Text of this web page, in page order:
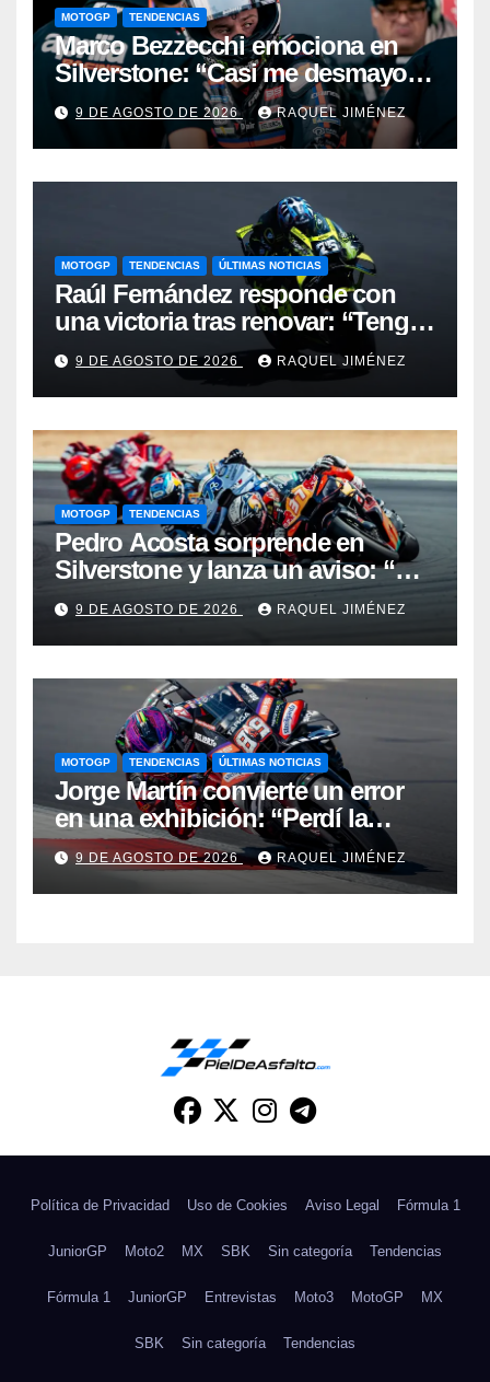
MOTOGP TENDENCIAS
Marco Bezzecchi emociona en
Silverstone: “Casi me desmayo,
pero este podio vale muchísimo”
9 DE AGOSTO DE 2026 RAQUEL JIMÉNEZ
MOTOGP TENDENCIAS ÚLTIMAS NOTICIAS
Raúl Fernández responde con
una victoria tras renovar: “Tengo
que quitarme una barrera mental
para verme realmente luchando
por el Mundial”
9 DE AGOSTO DE 2026 RAQUEL JIMÉNEZ
MOTOGP TENDENCIAS
Pedro Acosta sorprende en
Silverstone y lanza un aviso: “No
estamos tan lejos del top 3 del
campeonato”
9 DE AGOSTO DE 2026 RAQUEL JIMÉNEZ
MOTOGP TENDENCIAS ÚLTIMAS NOTICIAS
Jorge Martín convierte un error
en una exhibición: “Perdí la
victoria en la salida, pero hemos
recuperado nuestra velocidad”
9 DE AGOSTO DE 2026 RAQUEL JIMÉNEZ
Política de Privacidad Uso de Cookies Aviso Legal Fórmula 1
JuniorGP Moto2 MX SBK Sin categoría Tendencias
Fórmula 1 JuniorGP Entrevistas Moto3 MotoGP MX
SBK Sin categoría Tendencias